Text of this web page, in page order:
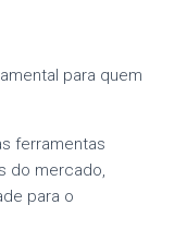
para quem
ferramentas
do mercado,
para o